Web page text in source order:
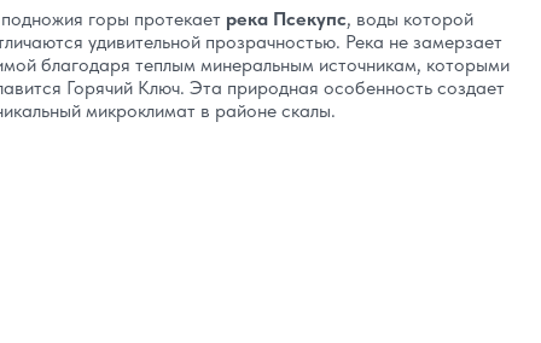
горы протекает река Псекупс, воды которой
удивительной прозрачностью. Река не замерзает
благодаря теплым минеральным источникам, которыми
Горячий Ключ. Эта природная особенность создает
микроклимат в районе скалы.